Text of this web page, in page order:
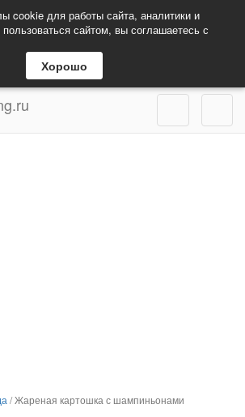
cookie для работы сайта, аналитики и
сайтом, вы соглашаетесь с
Хорошо
/Жареная картошка с шампиньонами